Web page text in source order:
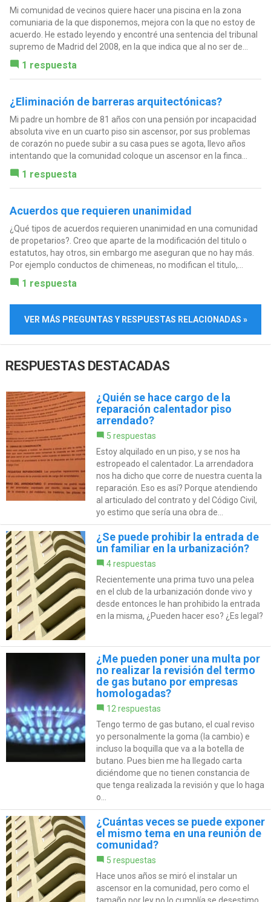
Mi comunidad de vecinos quiere hacer una piscina en la zona
comuniaria de la que disponemos, mejora con la que no estoy de
acuerdo. He estado leyendo y encontré una sentencia del tribunal
supremo de Madrid del 2008, en la que indica que al no ser de...
1 respuesta
¿Eliminación de barreras arquitectónicas?
Mi padre un hombre de 81 años con una pensión por incapacidad
absoluta vive en un cuarto piso sin ascensor, por sus problemas
de corazón no puede subir a su casa pues se agota, llevo años
intentando que la comunidad coloque un ascensor en la finca...
1 respuesta
Acuerdos que requieren unanimidad
¿Qué tipos de acuerdos requieren unanimidad en una comunidad
de propetarios?. Creo que aparte de la modificación del titulo o
estatutos, hay otros, sin embargo me aseguran que no hay más.
Por ejemplo conductos de chimeneas, no modifican el titulo,...
1 respuesta
VER MÁS PREGUNTAS Y RESPUESTAS RELACIONADAS »
RESPUESTAS DESTACADAS
¿Quién se hace cargo de la
reparación calentador piso
arrendado?
5 respuestas
Estoy alquilado en un piso, y se nos ha
estropeado el calentador. La arrendadora
nos ha dicho que corre de nuestra cuenta la
reparación. Eso es así? Porque atendiendo
al articulado del contrato y del Código Civil,
yo estimo que sería una obra de...
¿Se puede prohibir la entrada de
un familiar en la urbanización?
4 respuestas
Recientemente una prima tuvo una pelea
en el club de la urbanización donde vivo y
desde entonces le han prohibido la entrada
en la misma, ¿Pueden hacer eso? ¿Es legal?
¿Me pueden poner una multa por
no realizar la revisión del termo
de gas butano por empresas
homologadas?
12 respuestas
Tengo termo de gas butano, el cual reviso
yo personalmente la goma (la cambio) e
incluso la boquilla que va a la botella de
butano. Pues bien me ha llegado carta
diciéndome que no tienen constancia de
que tenga realizada la revisión y que lo haga
o...
¿Cuántas veces se puede exponer
el mismo tema en una reunión de
comunidad?
5 respuestas
Hace unos años se miró el instalar un
ascensor en la comunidad, pero como el
tamaño por ley no lo cumplía se desestimo